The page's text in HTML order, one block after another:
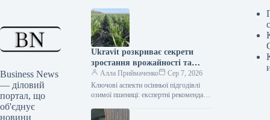
Business News
— діловий
портал, що
об'єднує
новини
Ukravit розкриває секрети
зростання врожайності та
стійкості озимої пшениці
Алла Приймаченко
Сер 7, 2026
Ключові аспекти осінньої підгодівлі
озимої пшениці: експертні рекомендації
посівна кампанія для зернових культур.